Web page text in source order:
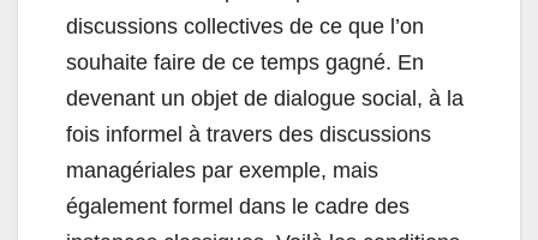
discussions collectives de ce que l’on
souhaite faire de ce temps gagné. En
devenant un objet de dialogue social, à la
fois informel à travers des discussions
managériales par exemple, mais
également formel dans le cadre des